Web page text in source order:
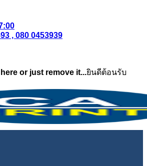
, 080 0453939
or just remove it...ยินดีต้อนรับ